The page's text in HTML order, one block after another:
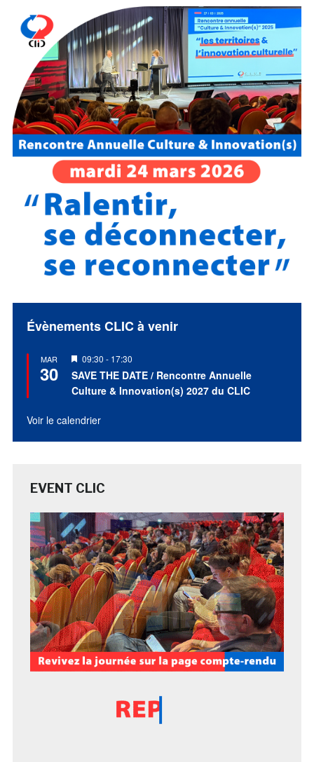
Évènements CLIC à venir
MAR
30
Mis
en
avant
09:30 - 17:30
SAVE THE DATE / Rencontre Annuelle
Culture & Innovation(s) 2027 du CLIC
Voir le calendrier
EVENT CLIC